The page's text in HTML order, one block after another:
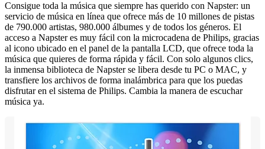
Consigue toda la música que siempre has querido con Napster: un
servicio de música en línea que ofrece más de 10 millones de pistas
de 790.000 artistas, 980.000 álbumes y de todos los géneros. El
acceso a Napster es muy fácil con la microcadena de Philips, gracias
al icono ubicado en el panel de la pantalla LCD, que ofrece toda la
música que quieres de forma rápida y fácil. Con solo algunos clics,
la inmensa biblioteca de Napster se libera desde tu PC o MAC, y
transfiere los archivos de forma inalámbrica para que los puedas
disfrutar en el sistema de Philips. Cambia la manera de escuchar
música ya.